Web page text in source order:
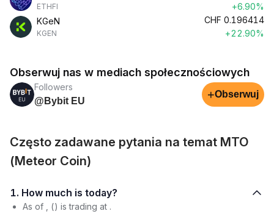
ETHFI
+6.90%
KGeN
KGEN
CHF 0.196414
+22.90%
Obserwuj nas w mediach społecznościowych
Followers
@Bybit EU
+Obserwuj
Często zadawane pytania na temat MTO
(Meteor Coin)
1. How much is today?
As of , () is trading at .